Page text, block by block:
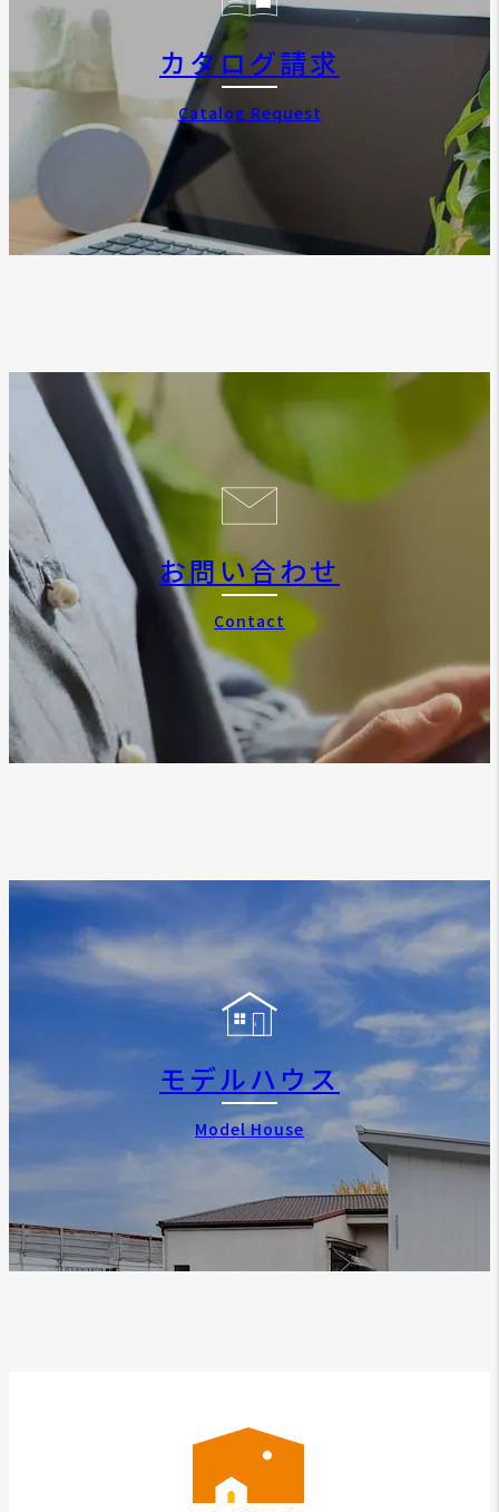
カタログ請求
Catalog Request
お問い合わせ
Contact
モデルハウス
Model House